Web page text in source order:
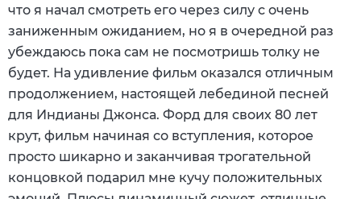
что я начал смотреть его через силу с очень
заниженным ожиданием, но я в очередной раз
убеждаюсь пока сам не посмотришь толку не
будет. На удивление фильм оказался отличным
продолжением, настоящей лебединой песней
для Индианы Джонса. Форд для своих 80 лет
крут, фильм начиная со вступления, которое
просто шикарно и заканчивая трогательной
концовкой подарил мне кучу положительных